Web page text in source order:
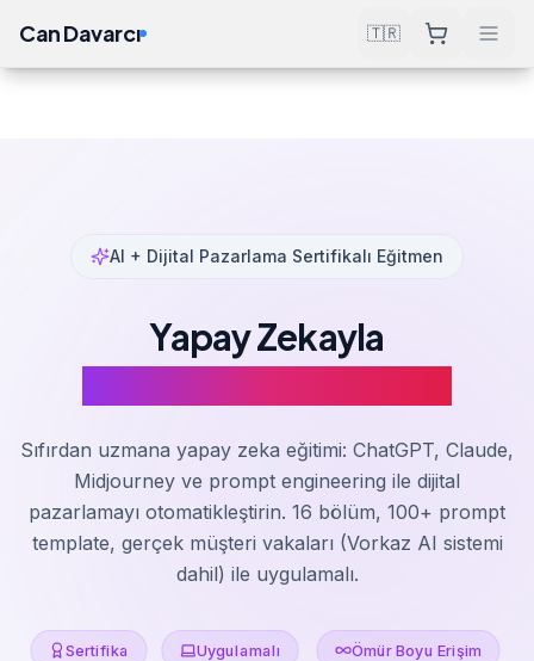
Can Davarcı 🇹🇷
AI + Dijital Pazarlama Sertifikalı Eğitmen
Yapay Zekayla
Sıfırdan uzmana yapay zeka eğitimi: ChatGPT, Claude,
Midjourney ve prompt engineering ile dijital
pazarlamayı otomatikleştirin. 16 bölüm, 100+ prompt
template, gerçek müşteri vakaları (Vorkaz AI sistemi
dahil) ile uygulamalı.
Sertifika Uygulamalı Ömür Boyu Erişim